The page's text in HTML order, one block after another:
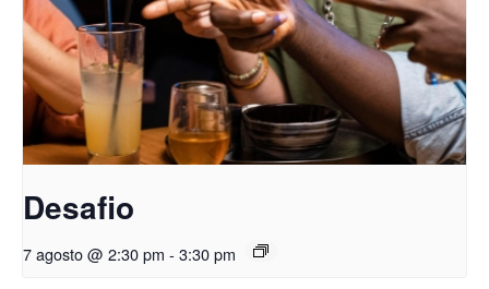
Desafio
7 agosto @ 2:30 pm - 3:30 pm